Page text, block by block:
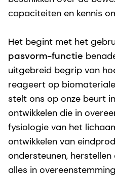
capaciteiten en kennis
Het begint met het
pasvorm-functie
uitgebreid begrip van
reageert op
stelt ons op onze beurt
ontwikkelen die in
fysiologie van het
ontwikkelen van
ondersteunen,
alles in